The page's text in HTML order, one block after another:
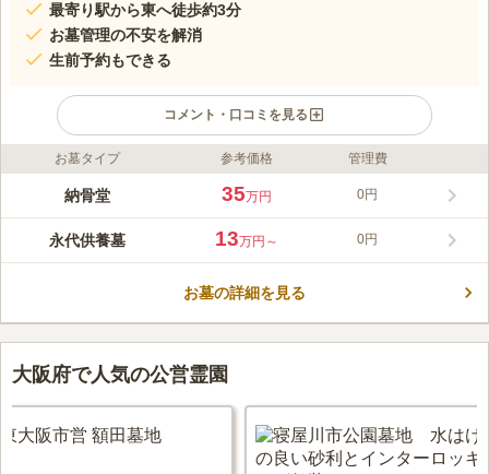
最寄り駅から東へ徒歩約3分
お墓管理の不安を解消
生前予約もできる
コメント・口コミを見る
ライフドット編集部のコメント
永代合祀納骨廟なので、永代供養をしてもらえます。 おひとり
す。 寳泉寺は浄土宗のため、法要は浄土宗の儀式や作法で行わ
れます。 宗教や宗派を問わずに誰でも入ることができるので、
けず俗名で眠ることもできるので、こだわりをお持ちの方におす
この霊園はまだ誰からも評価されていません。
お墓タイプ 参考価格 管理費
納骨堂 35万円 0円
永代供養墓 13万円～ 0円
お墓の詳細を見る
大阪府で人気の公営霊園